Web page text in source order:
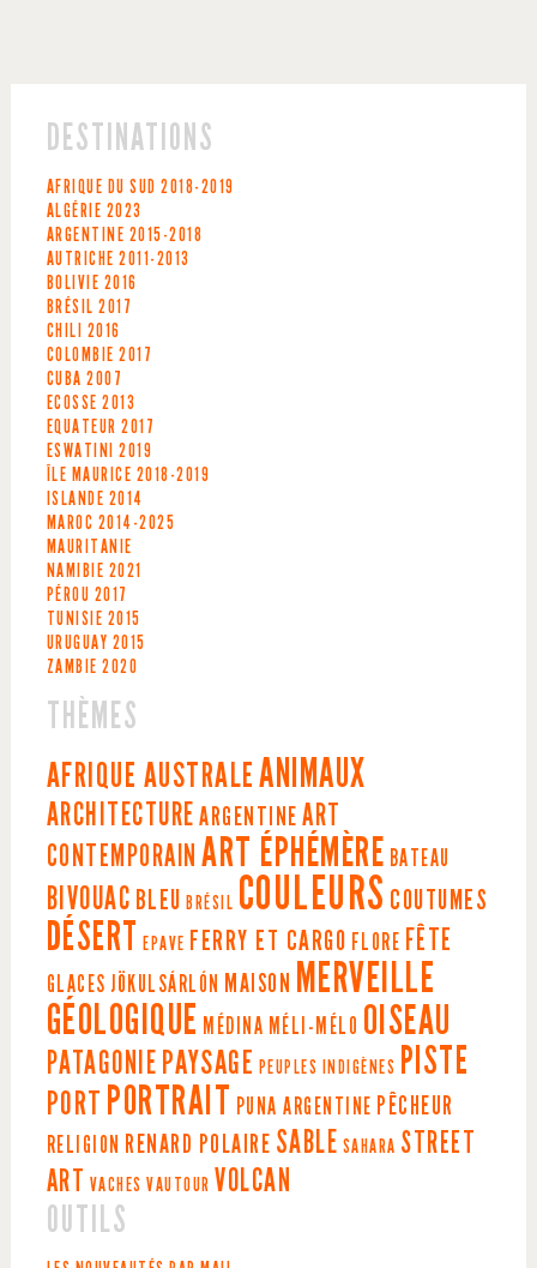
DESTINATIONS
AFRIQUE DU SUD 2018-2019
ALGÉRIE 2023
ARGENTINE 2015-2018
AUTRICHE 2011-2013
BOLIVIE 2016
BRÉSIL 2017
CHILI 2016
COLOMBIE 2017
CUBA 2007
ECOSSE 2013
EQUATEUR 2017
ESWATINI 2019
ÎLE MAURICE 2018-2019
ISLANDE 2014
MAROC 2014-2025
MAURITANIE
NAMIBIE 2021
PÉROU 2017
TUNISIE 2015
URUGUAY 2015
ZAMBIE 2020
THÈMES
AFRIQUE AUSTRALEANIMAUX
ARCHITECTURE ARGENTINE ART
CONTEMPORAIN ART ÉPHÉMÈRE BATEAU
BIVOUAC BLEU BRÉSIL COULEURS COUTUMES
DÉSERT EPAVE FERRY ET CARGO FLORE FÊTE
GLACES JÖKULSÁRLÓN MAISON MERVEILLE
GÉOLOGIQUE MÉDINA MÉLI-MÉLO OISEAU
PATAGONIEPAYSAGE PEUPLES INDIGÈNES PISTE
PORT PORTRAIT PUNA ARGENTINE PÊCHEUR
RELIGION RENARD POLAIRE SABLE SAHARA STREET
ART VACHES VAUTOUR VOLCAN
OUTILS